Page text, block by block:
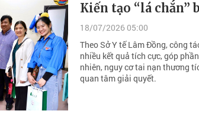
Kiến tạo “lá chắn”
18/07/2026 05:00
Theo Sở Y tế Lâm Đồng, công
nhiều kết quả tích cực, góp
nhiên, nguy cơ tai nạn thương
quan tâm giải quyết.